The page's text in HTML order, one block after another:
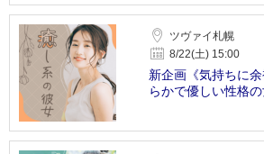
ツヴァイ札幌
8/22(土) 15:00
新企画《気持ちに
らかで優しい性格